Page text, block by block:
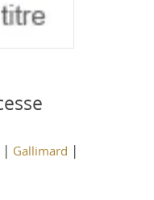
| Gallimard |